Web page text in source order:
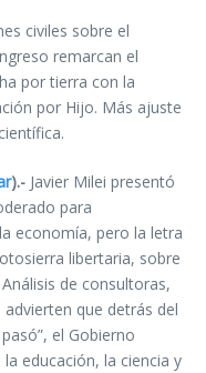
civiles sobre el
remarcan el
por tierra con la
por Hijo. Más ajuste
).- Javier Milei presentó
para
economía, pero la letra
libertaria, sobre
de consultoras,
que detrás del
el Gobierno
educación, la ciencia y